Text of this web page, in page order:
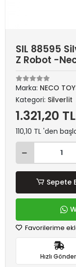
SIL 88595
Z Robot -
Marka: NECO
Kategori: Silverlit
1.321,20 TL
110,10 TL 'den
Sepete
Favorilerime
Hızlı